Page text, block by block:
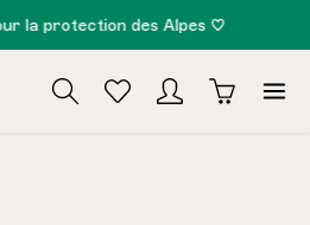
la protection des Alpes ♡